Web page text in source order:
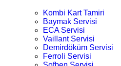
Kombi Kart Tamiri
Baymak Servisi
ECA Servisi
Vaillant Servisi
Demirdöküm Servisi
Ferroli Servisi